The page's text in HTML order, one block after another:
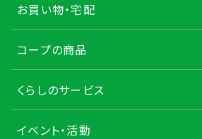
お買い物・宅配
コープの商品
くらしのサービス
イベント・活動